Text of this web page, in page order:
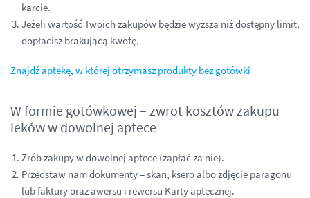
karcie.
Jeżeli wartość Twoich zakupów będzie wyższa niż dostępny limit,
dopłacisz brakującą kwotę.
Znajdź aptekę, w której otrzymasz produkty bez gotówki
W formie gotówkowej – zwrot kosztów zakupu
leków w dowolnej aptece
Zrób zakupy w dowolnej aptece (zapłać za nie).
Przedstaw nam dokumenty – skan, ksero albo zdjęcie paragonu
lub faktury oraz awersu i rewersu Karty aptecznej.